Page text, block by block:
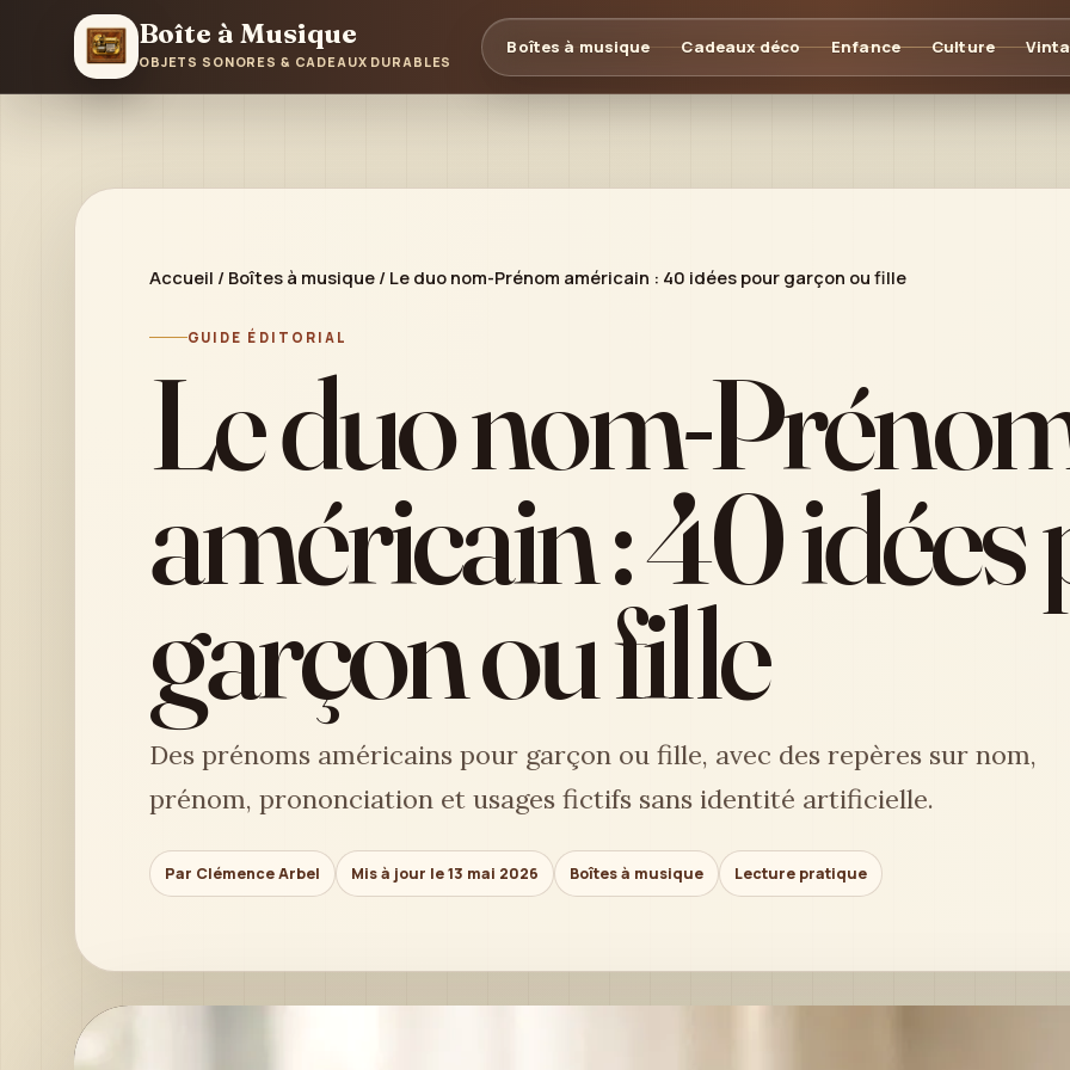
Boîte à Musique
OBJETS SONORES & CADEAUX DURABLES
Boîtes à musique Cadeaux déco Enfance Culture
Accueil / Boîtes à musique / Le duo nom-Prénom américain : 40 idées pour garçon ou fille
GUIDE ÉDITORIAL
Le duo nom-
américain : 40
garçon ou fille
Des prénoms américains pour garçon ou fille, avec des repères sur nom,
prénom, prononciation et usages fictifs sans identité artificielle.
Par Clémence Arbel Mis à jour le 13 mai 2026 Boîtes à musique Lecture pratique